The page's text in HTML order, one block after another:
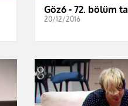
Göz6 - 72. bölüm
20/12/2016